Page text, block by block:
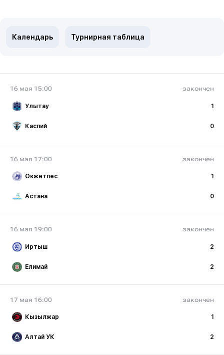
Календарь Турнирная таблица
16 мая 15:00 закончен
Улытау 1
Каспий 0
16 мая 17:00 закончен
Окжетпес 1
Астана 0
16 мая 19:00 закончен
Иртыш 2
Елимай 2
17 мая 16:00 закончен
Кызылжар 1
Алтай УК 2